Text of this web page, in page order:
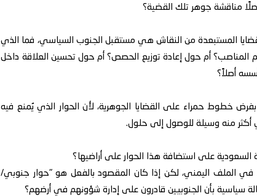
مناقشة جوهر تلك القضية؟
المستبعدة من النقاش هي مستقبل الجنوب السياسي، فما الذي
المناصب؟ أم حول إعادة توزيع الحصص؟ أم حول تحسين العلاقة داخل
أصلاً؟
بفرض خطوط حمراء على القضايا الجوهرية، لأن الحوار الذي يُمنع فيه
أكثر منه وسيلة للوصول إلى حلول.
السعودية على استضافة هذا الحوار على أراضيها؟
في الملف اليمني، لكن إذا كان المقصود بالفعل هو "حوار جنوبي/
سياسية بأن الجنوبيين قادرون على إدارة شؤونهم في أرضهم؟